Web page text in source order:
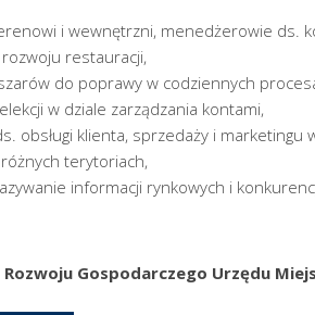
i wewnętrzni, menedżerowie ds.
restauracji,
do poprawy w codziennych
w dziale zarządzania kontami,
obsługi klienta, sprzedaży i
terytoriach,
informacji rynkowych i
Gospodarczego Urzędu